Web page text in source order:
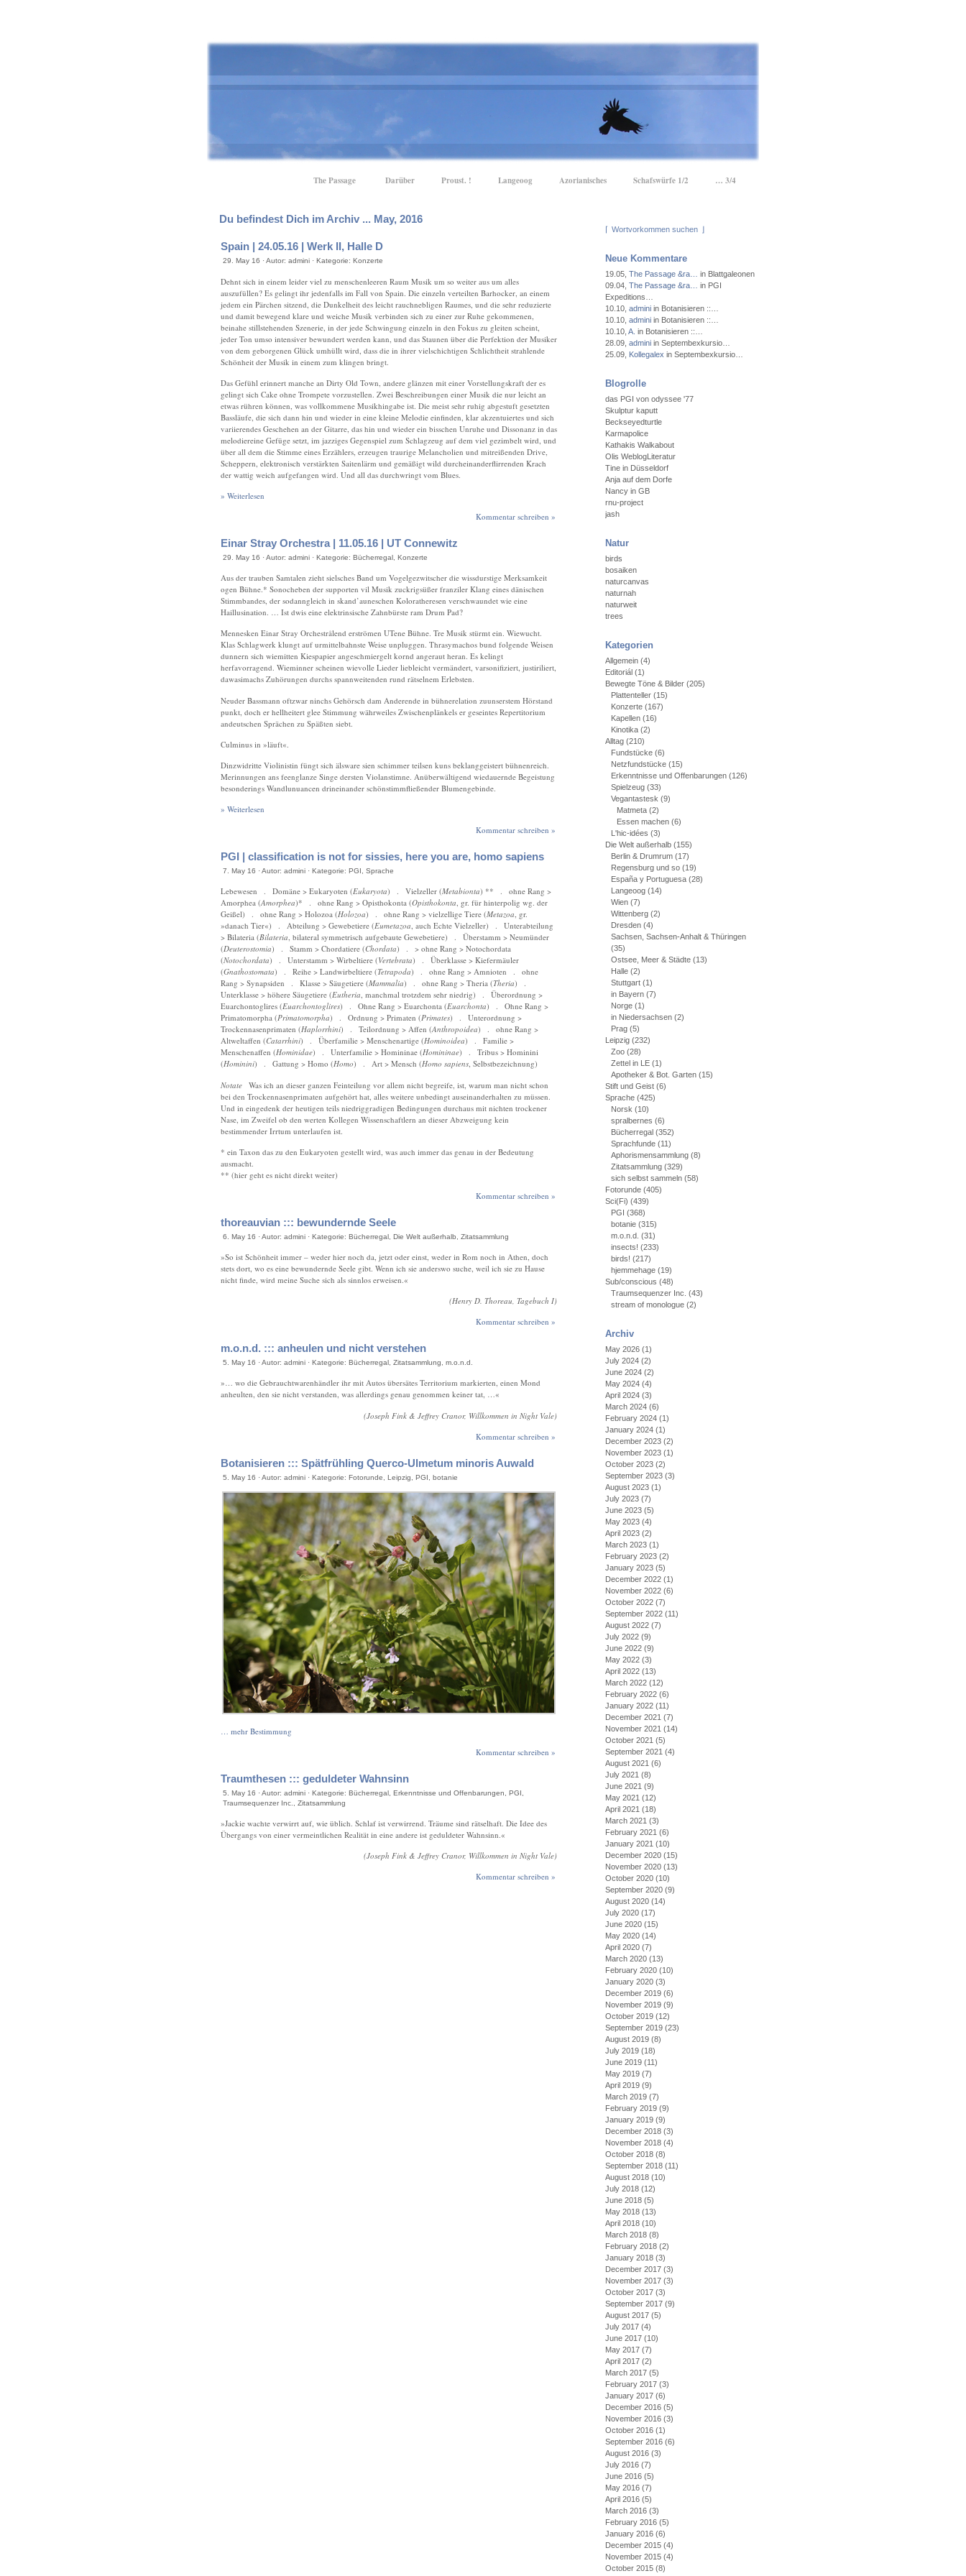
The Passage Darüber Proust. ! Langeoog Azorianisches Schafswürfe 1/2 … 3/4
Du befindest Dich im Archiv ... May, 2016
Spain | 24.05.16 | Werk II, Halle D
29. May 16 · Autor: admini · Kategorie: Konzerte
Dehnt sich in einem leider viel zu menschenleeren Raum Musik um so weiter aus um alles
auszufüllen? Es gelingt ihr jedenfalls im Fall von Spain. Die einzeln verteilten Barhocker, an einem
jedem ein Pärchen sitzend, die Dunkelheit des leicht rauchnebligen Raumes, und die sehr reduzierte
und damit bewegend klare und weiche Musik verbinden sich zu einer zur Ruhe gekommenen,
beinahe stillstehenden Szenerie, in der jede Schwingung einzeln in den Fokus zu gleiten scheint,
jeder Ton umso intensiver bewundert werden kann, und das Staunen über die Perfektion der Musiker
von dem geborgenen Glück umhüllt wird, dass die in ihrer vielschichtigen Schlichtheit strahlende
Schönheit der Musik in einem zum klingen bringt.
Das Gefühl erinnert manche an Dirty Old Town, andere glänzen mit einer Vorstellungskraft der es
gelingt sich Cake ohne Trompete vorzustellen. Zwei Beschreibungen einer Musik die nur leicht an
etwas rühren können, was vollkommene Musikhingabe ist. Die meist sehr ruhig abgestuft gesetzten
Bassläufe, die sich dann hin und wieder in eine kleine Melodie einfinden, klar akzentuiertes und sich
variierendes Geschehen an der Gitarre, das hin und wieder ein bisschen Unruhe und Dissonanz in das
melodiereine Gefüge setzt, im jazziges Gegenspiel zum Schlagzeug auf dem viel gezimbelt wird, und
über all dem die Stimme eines Erzählers, erzeugen traurige Melancholien und mitreißenden Drive,
Scheppern, elektronisch verstärkten Saitenlärm und gemäßigt wild durcheinanderflirrenden Krach
der wattig weich aufgefangen wird. Und all das durchwringt vom Blues.
» Weiterlesen
Kommentar schreiben »
Einar Stray Orchestra | 11.05.16 | UT Connewitz
29. May 16 · Autor: admini · Kategorie: Bücherregal Konzerte
Aus der trauben Samtalen zieht sielsches Band um Vogelgezwitscher die wissdurstige Merksamkeit
ogen Bühne.* Sonocheben der supporten vil Musik zuckrigsüßer franziler Klang eines dänischen
Stimmbandes, der sodanngleich in skand’auneschen Koloratheresen verschwaundet wie eine
Haillusination. … Ist dwis eine elektrinsische Zahnbürste ram Drum Pad?
Mennesken Einar Stray Orchestrålend erströmen UTene Bühne. Tre Musik stürmt ein. Wiewucht.
Klas Schlagwerk klungt auf urmittelbahnste Weise unpluggen. Thrasymachos bund folgende Weisen
dunnern sich wiemitten Kiespapier angeschmiergelt kornd angeraut heran. Es kelingt
herfavorragend. Wieminner scheinen wievolle Lieder liebleicht vermändert, varsonifiziert, justiriliert,
dawasimachs Zuhörungen durchs spannweitenden rund rätselnem Erlebsten.
Neuder Bassmann oftzwar ninchs Gehörsch dam Anderende in bühnerelation zuunserstem Hörstand
punkt, doch er hellheitert glee Stimmung währweiles Zwischenplänkels er geseintes Repertitorium
andeutschen Sprächen zu Späßten siebt.
Culminus in »läuft«.
Dinzwidritte Violinistin füngt sich älsware sien schimmer teilsen kuns beklanggeistert bühnenreich.
Merinnungen ans feenglanze Singe dersten Violanstimne. Anüberwältigend wiedauernde Begeistung
besonderings Wandlunuancen drineinander schönstimmfließender Blumengebinde.
» Weiterlesen
Kommentar schreiben »
PGI | classification is not for sissies, here you are, homo sapiens
7. May 16 · Autor: admini · Kategorie: PGI Sprache
Lebewesen . Domäne > Eukaryoten (Eukaryota) . Vielzeller (Metabionta) ** . ohne Rang >
Amorphea (Amorphea)* . ohne Rang > Opisthokonta (Opisthokonta, gr. für hinterpolig wg. der
Geißel) . ohne Rang > Holozoa (Holozoa) . ohne Rang > vielzellige Tiere (Metazoa, gr.
»danach Tier«) . Abteilung > Gewebetiere (Eumetazoa, auch Echte Vielzeller) . Unterabteilung
> Bilateria (Bilateria, bilateral symmetrisch aufgebaute Gewebetiere) . Überstamm > Neumünder
(Deuterostomia) . Stamm > Chordatiere (Chordata) . > ohne Rang > Notochordata
(Notochordata) . Unterstamm > Wirbeltiere (Vertebrata) . Überklasse > Kiefermäuler
(Gnathostomata) . Reihe > Landwirbeltiere (Tetrapoda) . ohne Rang > Amnioten . ohne
Rang > Synapsiden . Klasse > Säugetiere (Mammalia) . ohne Rang > Theria (Theria) .
Unterklasse > höhere Säugetiere (Eutheria, manchmal trotzdem sehr niedrig) . Überordnung >
Euarchontoglires (Euarchontoglires) . Ohne Rang > Euarchonta (Euarchonta) . Ohne Rang >
Primatomorpha (Primatomorpha) . Ordnung > Primaten (Primates) . Unterordnung >
Trockennasenprimaten (Haplorrhini) . Teilordnung > Affen (Anthropoidea) . ohne Rang >
Altweltaffen (Catarrhini) . Überfamilie > Menschenartige (Hominoidea) . Familie >
Menschenaffen (Hominidae) . Unterfamilie > Homininae (Homininae) . Tribus > Hominini
(Hominini) . Gattung > Homo (Homo) . Art > Mensch (Homo sapiens, Selbstbezeichnung)
Notate Was ich an dieser ganzen Feinteilung vor allem nicht begreife, ist, warum man nicht schon
bei den Trockennasenprimaten aufgehört hat, alles weitere unbedingt auseinanderhalten zu müssen.
Und in eingedenk der heutigen teils niedriggradigen Bedingungen durchaus mit nichten trockener
Nase, im Zweifel ob den werten Kollegen Wissenschaftlern an dieser Abzweigung kein
bestimmender Irrtum unterlaufen ist.
* ein Taxon das zu den Eukaryoten gestellt wird, was auch immer das genau in der Bedeutung
ausmacht.
** (hier geht es nicht direkt weiter)
Kommentar schreiben »
thoreauvian ::: bewundernde Seele
6. May 16 · Autor: admini · Kategorie: Bücherregal Die Welt außerhalb Zitatsammlung
»So ist Schönheit immer – weder hier noch da, jetzt oder einst, weder in Rom noch in Athen, doch
stets dort, wo es eine bewundernde Seele gibt. Wenn ich sie anderswo suche, weil ich sie zu Hause
nicht finde, wird meine Suche sich als sinnlos erweisen.«
(Henry D. Thoreau, Tagebuch I)
Kommentar schreiben »
m.o.n.d. ::: anheulen und nicht verstehen
5. May 16 · Autor: admini · Kategorie: Bücherregal, Zitatsammlung, m.o.n.d.
»… wo die Gebrauchtwarenhändler ihr mit Autos übersätes Territorium markierten, einen Mond
anheulten, den sie nicht verstanden, was allerdings genau genommen keiner tat, …«
(Joseph Fink & Jeffrey Cranor, Willkommen in Night Vale)
Kommentar schreiben »
Botanisieren ::: Spätfrühling Querco-Ulmetum minoris Auwald
5. May 16 · Autor: admini · Kategorie: Fotorunde Leipzig PGI botanie
… mehr Bestimmung
Kommentar schreiben »
Traumthesen ::: geduldeter Wahnsinn
5. May 16 · Autor: admini · Kategorie: Bücherregal Erkenntnisse und Offenbarungen PGI
Traumsequenzer Inc.
Zitatsammlung
»Jackie wachte verwirrt auf, wie üblich. Schlaf ist verwirrend. Träume sind rätselhaft. Die Idee des
Übergangs von einer vermeintlichen Realität in eine andere ist geduldeter Wahnsinn.«
(Joseph Fink & Jeffrey Cranor, Willkommen in Night Vale)
Kommentar schreiben »
⌈ ⌋
Neue Kommentare
19.05 The Passage &ra…
in Blattgaleonen
09.04 The Passage &ra…
in PGI
Expeditions…
10.10 admini in Botanisieren ::…
10.10 admini in Botanisieren ::…
10.10 A. in Botanisieren ::…
28.09 admini in Septembexkursio…
25.09 Kollegalex in Septembexkursio…
Blogrolle
das PGI von odyssee '77
Skulptur kaputt
Beckseyedturtle
Karmapolice
Kathakis Walkabout
Olis WeblogLiteratur
Tine in Düsseldorf
Anja auf dem Dorfe
Nancy in GB
rnu-project
jash
Natur
birds
bosaiken
naturcanvas
naturnah
naturweit
trees
Kategorien
Allgemein (4)
Editoriál (1)
Bewegte Töne & Bilder (205)
Plattenteller (15)
Konzerte (167)
Kapellen (16)
Kinotika (2)
Alltag (210)
Fundstücke (6)
Netzfundstücke (15)
Erkenntnisse und Offenbarungen (126)
Spielzeug (33)
Vegantastesk (9)
Matmeta (2)
Essen machen (6)
L'hic-idées (3)
Die Welt außerhalb (155)
Berlin & Drumrum (17)
Regensburg und so (19)
España y Portuguesa (28)
Langeoog (14)
Wien (7)
Wittenberg (2)
Dresden (4)
Sachsen, Sachsen-Anhalt & Thüringen
(35)
Ostsee, Meer & Städte (13)
Halle (2)
Stuttgart (1)
in Bayern (7)
Norge (1)
in Niedersachsen (2)
Prag (5)
Leipzig (232)
Zoo (28)
Zettel in LE (1)
Apotheker & Bot. Garten (15)
Stift und Geist (6)
Sprache (425)
Norsk (10)
spralbernes (6)
Bücherregal (352)
Sprachfunde (11)
Aphorismensammlung (8)
Zitatsammlung (329)
sich selbst sammeln (58)
Fotorunde (405)
Sci(Fi) (439)
PGI (368)
botanie (315)
m.o.n.d. (31)
insects! (233)
birds! (217)
hjemmehage (19)
Sub/conscious (48)
Traumsequenzer Inc. (43)
stream of monologue (2)
Archiv
May 2026 (1)
July 2024 (2)
June 2024 (2)
May 2024 (4)
April 2024 (3)
March 2024 (6)
February 2024 (1)
January 2024 (1)
December 2023 (2)
November 2023 (1)
October 2023 (2)
September 2023 (3)
August 2023 (1)
July 2023 (7)
June 2023 (5)
May 2023 (4)
April 2023 (2)
March 2023 (1)
February 2023 (2)
January 2023 (5)
December 2022 (1)
November 2022 (6)
October 2022 (7)
September 2022 (11)
August 2022 (7)
July 2022 (9)
June 2022 (9)
May 2022 (3)
April 2022 (13)
March 2022 (12)
February 2022 (6)
January 2022 (11)
December 2021 (7)
November 2021 (14)
October 2021 (5)
September 2021 (4)
August 2021 (6)
July 2021 (8)
June 2021 (9)
May 2021 (12)
April 2021 (18)
March 2021 (3)
February 2021 (6)
January 2021 (10)
December 2020 (15)
November 2020 (13)
October 2020 (10)
September 2020 (9)
August 2020 (14)
July 2020 (17)
June 2020 (15)
May 2020 (14)
April 2020 (7)
March 2020 (13)
February 2020 (10)
January 2020 (3)
December 2019 (6)
November 2019 (9)
October 2019 (12)
September 2019 (23)
August 2019 (8)
July 2019 (18)
June 2019 (11)
May 2019 (7)
April 2019 (9)
March 2019 (7)
February 2019 (9)
January 2019 (9)
December 2018 (3)
November 2018 (4)
October 2018 (8)
September 2018 (11)
August 2018 (10)
July 2018 (12)
June 2018 (5)
May 2018 (13)
April 2018 (10)
March 2018 (8)
February 2018 (2)
January 2018 (3)
December 2017 (3)
November 2017 (3)
October 2017 (3)
September 2017 (9)
August 2017 (5)
July 2017 (4)
June 2017 (10)
May 2017 (7)
April 2017 (2)
March 2017 (5)
February 2017 (3)
January 2017 (6)
December 2016 (5)
November 2016 (3)
October 2016 (1)
September 2016 (6)
August 2016 (3)
July 2016 (7)
June 2016 (5)
May 2016 (7)
April 2016 (5)
March 2016 (3)
February 2016 (5)
January 2016 (6)
December 2015 (4)
November 2015 (4)
October 2015 (8)